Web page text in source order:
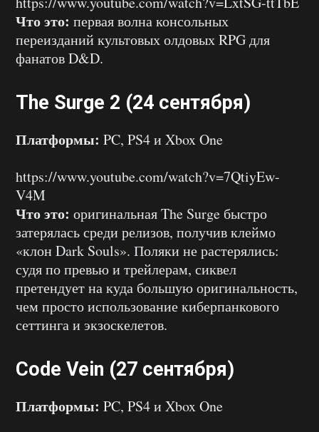
Что это: первая волна консольных
переизданий культовых олдовых RPG для
фанатов D&D.
The Surge 2 (24 сентября)
Платформы: PC, PS4 и Xbox One
https://www.youtube.com/watch?v=7QtiyEw-
V4M
Что это: оригинальная The Surge быстро
затерялась среди релизов, получив клеймо
«клон Dark Souls». Поляки не растерялись:
судя по превью и трейлерам, сиквел
претендует на куда большую оригинальность,
чем просто использование киберпанкового
сеттинга и экзоскелетов.
Code Vein (27 сентября)
Платформы: PC, PS4 и Xbox One